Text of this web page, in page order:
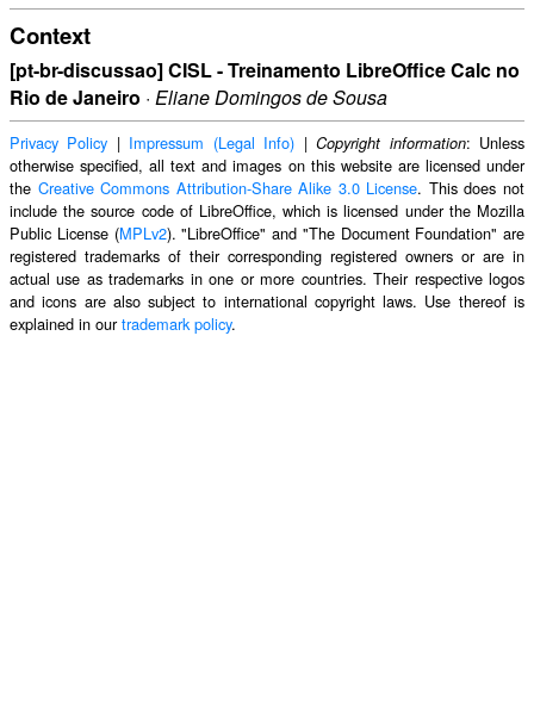
Context
[pt-br-discussao] CISL - Treinamento LibreOffice Calc no
Rio de Janeiro · Eliane Domingos de Sousa
Privacy Policy | Impressum (Legal Info) |Copyright information: Unless
otherwise specified, all text and images on this website are licensed under
the Creative Commons Attribution-Share Alike 3.0 License. This does not
include the source code of LibreOffice, which is licensed under the Mozilla
Public License (MPLv2). "LibreOffice" and "The Document Foundation" are
registered trademarks of their corresponding registered owners or are in
actual use as trademarks in one or more countries. Their respective logos
and icons are also subject to international copyright laws. Use thereof is
explained in ourtrademark policy.